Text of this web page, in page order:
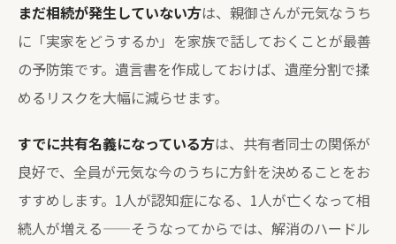
まだ相続が発生していない方は、親御さんが元気なうち
に「実家をどうするか」を家族で話しておくことが最善
の予防策です。遺言書を作成しておけば、遺産分割で揉
めるリスクを大幅に減らせます。
すでに共有名義になっている方は、共有者同士の関係が
良好で、全員が元気な今のうちに方針を決めることをお
すすめします。1人が認知症になる、1人が亡くなって相
続人が増える——そうなってからでは、解消のハードル